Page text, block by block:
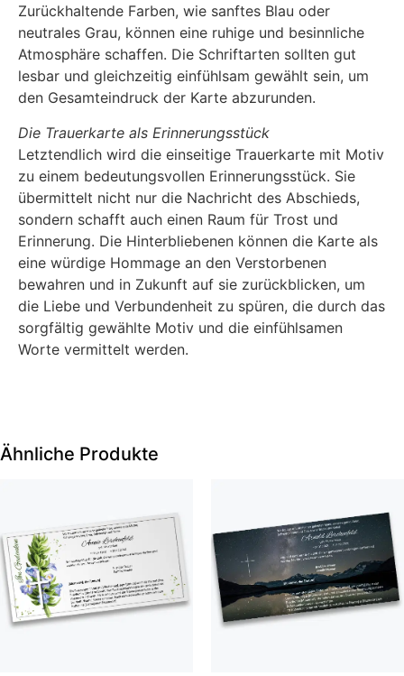
Zurückhaltende Farben, wie sanftes Blau oder
neutrales Grau, können eine ruhige und besinnliche
Atmosphäre schaffen. Die Schriftarten sollten gut
lesbar und gleichzeitig einfühlsam gewählt sein, um
den Gesamteindruck der Karte abzurunden.
Die Trauerkarte als Erinnerungsstück
Letztendlich wird die einseitige Trauerkarte mit Motiv
zu einem bedeutungsvollen Erinnerungsstück. Sie
übermittelt nicht nur die Nachricht des Abschieds,
sondern schafft auch einen Raum für Trost und
Erinnerung. Die Hinterbliebenen können die Karte als
eine würdige Hommage an den Verstorbenen
bewahren und in Zukunft auf sie zurückblicken, um
die Liebe und Verbundenheit zu spüren, die durch das
sorgfältig gewählte Motiv und die einfühlsamen
Worte vermittelt werden.
Ähnliche Produkte